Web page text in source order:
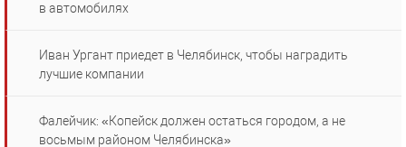
в автомобилях
Иван Ургант приедет в Челябинск, чтобы наградить
лучшие компании
Фалейчик: «Копейск должен остаться городом, а не
восьмым районом Челябинска»